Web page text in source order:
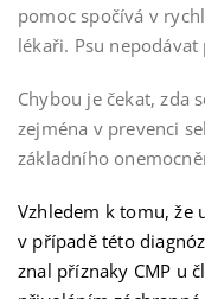
pomoc spočívá v
lékaři. Psu
Chybou je čekat, zda
zejména v prevenci
základního
Vzhledem k tomu, že
v případě této
znal příznaky CMP u